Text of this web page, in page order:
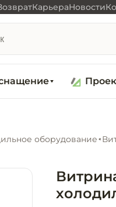
КарьераНовости
оборудование